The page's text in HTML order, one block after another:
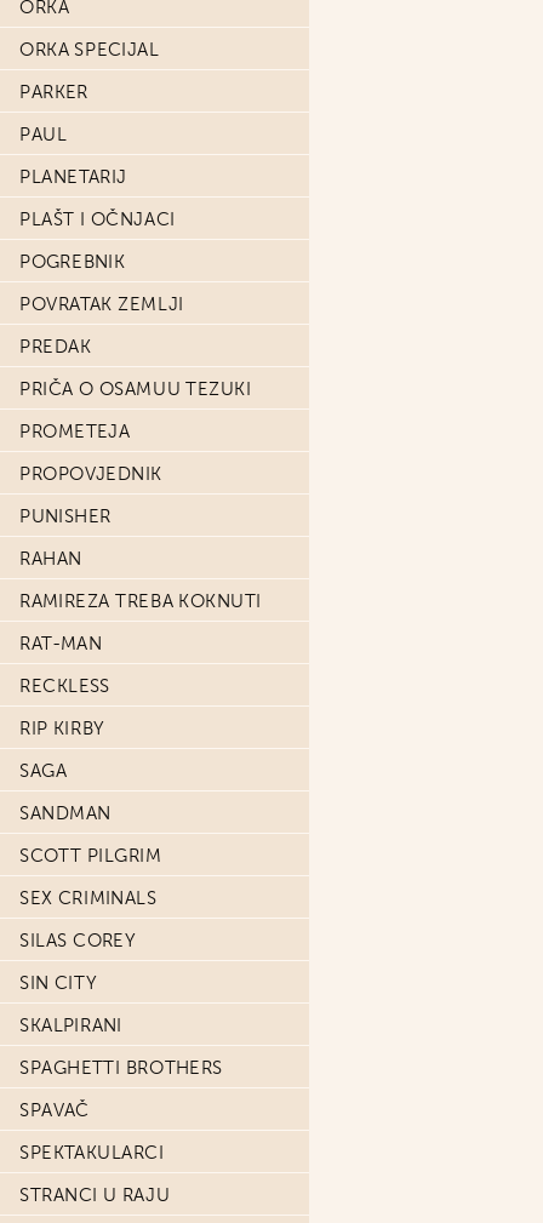
ORKA
ORKA SPECIJAL
PARKER
PAUL
PLANETARIJ
PLAŠT I OČNJACI
POGREBNIK
POVRATAK ZEMLJI
PREDAK
PRIČA O OSAMUU TEZUKI
PROMETEJA
PROPOVJEDNIK
PUNISHER
RAHAN
RAMIREZA TREBA KOKNUTI
RAT-MAN
RECKLESS
RIP KIRBY
SAGA
SANDMAN
SCOTT PILGRIM
SEX CRIMINALS
SILAS COREY
SIN CITY
SKALPIRANI
SPAGHETTI BROTHERS
SPAVAČ
SPEKTAKULARCI
STRANCI U RAJU